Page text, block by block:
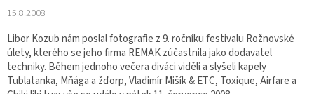
15.8.2008
Libor Kozub nám poslal fotografie z 9. ročníku festivalu Rožnovské
úlety, kterého se jeho firma REMAK zúčastnila jako dodavatel
techniky. Během jednoho večera diváci viděli a slyšeli kapely
Tublatanka, Mňága a žďorp, Vladimír Mišík & ETC, Toxique, Airfare a